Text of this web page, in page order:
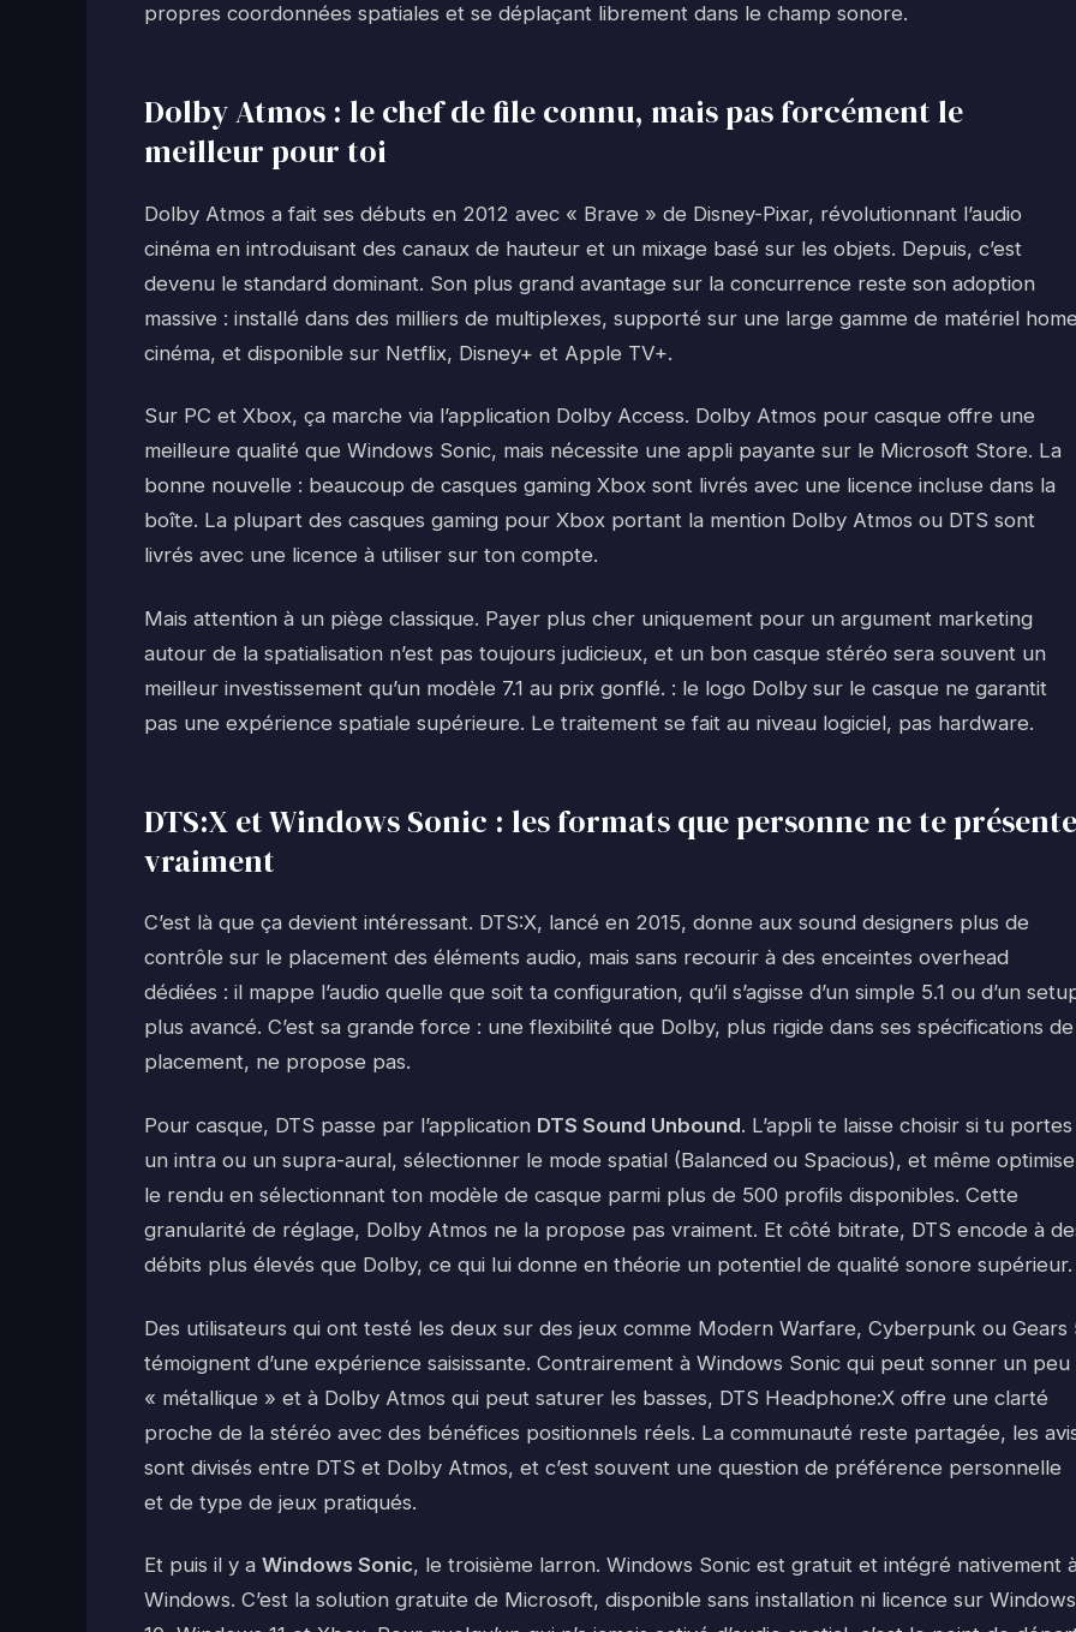
propres coordonnées spatiales et se déplaçant librement dans le champ sonore.
Dolby Atmos : le chef de file connu, mais pas forcément le
meilleur pour toi
Dolby Atmos a fait ses débuts en 2012 avec « Brave » de Disney-Pixar, révolutionnant l’audio
cinéma en introduisant des canaux de hauteur et un mixage basé sur les objets. Depuis, c’est
devenu le standard dominant. Son plus grand avantage sur la concurrence reste son adoption
massive : installé dans des milliers de multiplexes, supporté sur une large gamme de matériel
cinéma, et disponible sur Netflix, Disney+ et Apple TV+.
Sur PC et Xbox, ça marche via l’application Dolby Access. Dolby Atmos pour casque offre une
meilleure qualité que Windows Sonic, mais nécessite une appli payante sur le Microsoft Store. La
bonne nouvelle : beaucoup de casques gaming Xbox sont livrés avec une licence incluse dans la
boîte. La plupart des casques gaming pour Xbox portant la mention Dolby Atmos ou DTS sont
livrés avec une licence à utiliser sur ton compte.
Mais attention à un piège classique. Payer plus cher uniquement pour un argument marketing
autour de la spatialisation n’est pas toujours judicieux, et un bon casque stéréo sera souvent un
meilleur investissement qu’un modèle 7.1 au prix gonflé. : le logo Dolby sur le casque ne garantit
pas une expérience spatiale supérieure. Le traitement se fait au niveau logiciel, pas hardware.
DTS:X et Windows Sonic : les formats que personne ne te présente
vraiment
C’est là que ça devient intéressant. DTS:X, lancé en 2015, donne aux sound designers plus de
contrôle sur le placement des éléments audio, mais sans recourir à des enceintes overhead
dédiées : il mappe l’audio quelle que soit ta configuration, qu’il s’agisse d’un simple 5.1 ou d’un
plus avancé. C’est sa grande force : une flexibilité que Dolby, plus rigide dans ses spécifications de
placement, ne propose pas.
Pour casque, DTS passe par l’application DTS Sound Unbound. L’appli te laisse choisir si tu portes
un intra ou un supra-aural, sélectionner le mode spatial (Balanced ou Spacious), et même
le rendu en sélectionnant ton modèle de casque parmi plus de 500 profils disponibles. Cette
granularité de réglage, Dolby Atmos ne la propose pas vraiment. Et côté bitrate, DTS encode à
débits plus élevés que Dolby, ce qui lui donne en théorie un potentiel de qualité sonore supérieur.
Des utilisateurs qui ont testé les deux sur des jeux comme Modern Warfare, Cyberpunk ou Gears
témoignent d’une expérience saisissante. Contrairement à Windows Sonic qui peut sonner un peu
« métallique » et à Dolby Atmos qui peut saturer les basses, DTS Headphone:X offre une clarté
proche de la stéréo avec des bénéfices positionnels réels. La communauté reste partagée, les
sont divisés entre DTS et Dolby Atmos, et c’est souvent une question de préférence personnelle
et de type de jeux pratiqués.
Et puis il y a Windows Sonic, le troisième larron. Windows Sonic est gratuit et intégré nativement
Windows. C’est la solution gratuite de Microsoft, disponible sans installation ni licence sur Windows